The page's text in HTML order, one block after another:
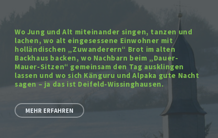
Wo Jung und Alt miteinander singen, tanzen und
lachen, wo alt eingesessene Einwohner mit
holländischen „Zuwanderern“ Brot im alten
Backhaus backen, wo Nachbarn beim „Dauer-
Mauer-Sitzen“ gemeinsam den Tag ausklingen
lassen und wo sich Känguru und Alpaka gute Nacht
sagen – ja das ist Deifeld-Wissinghausen.
MEHR ERFAHREN